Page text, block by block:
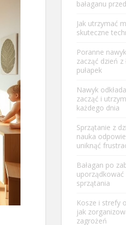
bałaganu
Jak utrzymać
skuteczne
Poranne
zacząć dzień
pułapek
Nawyk
zacząć i
każdego dnia
Sprzątanie z
nauka
uniknąć
Bałagan po
sprzątania
Kosze i strefy
jak
zagrożeń